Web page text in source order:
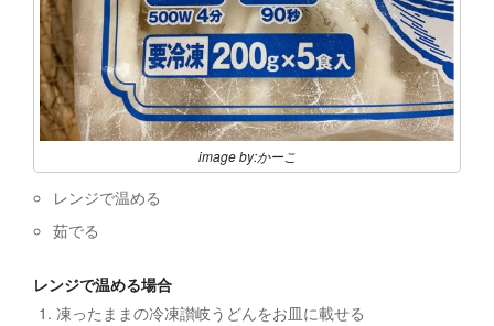
image by:かーこ
レンジで温める
茹でる
レンジで温める場合
凍ったままの冷凍讃岐うどんをお皿に載せる